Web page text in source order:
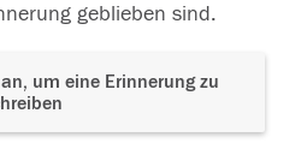
geblieben sind.
um eine Erinnerung zu